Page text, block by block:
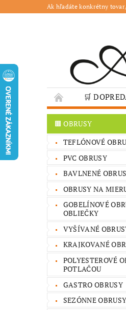
Ak hľadáte konkrétny
🛒
🌳 ZÁHRADA
❤️ VALENTÍN –
GASTRO
🟫 OBRUSY
TEFLÓNOVÉ
PVC OBRUSY
BAVLNENÉ
OBRUSY NA
GOBELÍNOVÉ
OBLIEČKY
VYŠÍVANÉ
KRAJKOVANÉ
POLYESTEROVÉ
POTLAČOU
GASTRO OBRUSY
SEZÓNNE OBRUSY